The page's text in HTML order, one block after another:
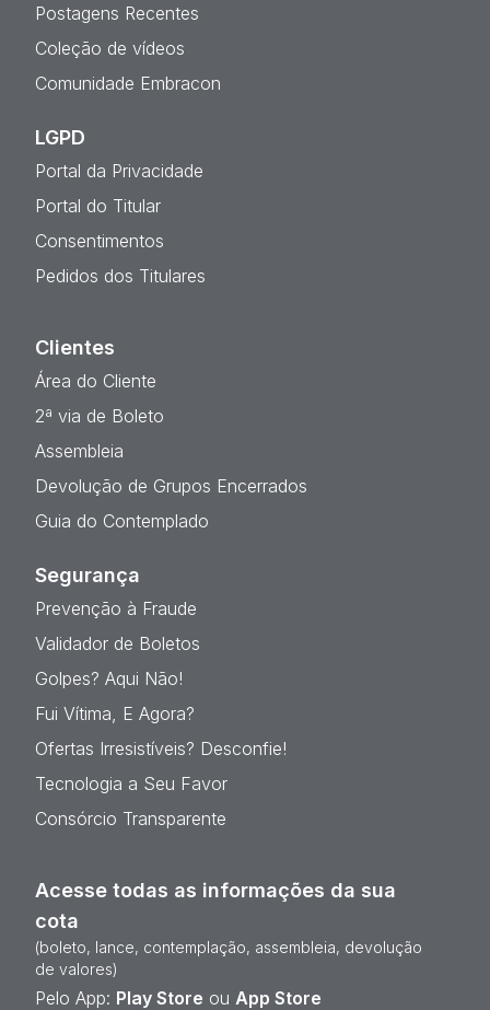
Postagens Recentes
Coleção de vídeos
Comunidade Embracon
LGPD
Portal da Privacidade
Portal do Titular
Consentimentos
Pedidos dos Titulares
Clientes
Área do Cliente
2ª via de Boleto
Assembleia
Devolução de Grupos Encerrados
Guia do Contemplado
Segurança
Prevenção à Fraude
Validador de Boletos
Golpes? Aqui Não!
Fui Vítima, E Agora?
Ofertas Irresistíveis? Desconfie!
Tecnologia a Seu Favor
Consórcio Transparente
Acesse todas as informações da sua
cota
(boleto, lance, contemplação, assembleia, devolução
de valores)
Pelo App: Play Store ou App Store